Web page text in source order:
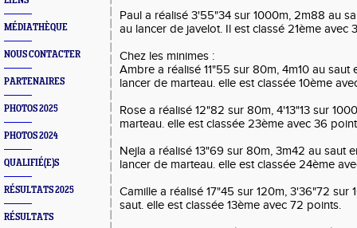
MÉDIATHÈQUE
NOUS CONTACTER
PARTENAIRES
PHOTOS 2025
PHOTOS 2024
QUALIFIÉ(E)S
RÉSULTATS 2025
RÉSULTATS
Paul a réalisé 3'55"34 sur 1000m, 2m88 au
au lancer de javelot. Il est classé 21ème avec
Chez les minimes :
Ambre a réalisé 11"55 sur 80m, 4m10 au
lancer de marteau. elle est classée 10ème
Rose a réalisé 12"82 sur 80m, 4'13"13 sur
marteau. elle est classée 23ème avec 36
Nejla a réalisé 13"69 sur 80m, 3m42 au saut
lancer de marteau. elle est classée 24ème
Camille a réalisé 17"45 sur 120m, 3'36"72
saut. elle est classée 13ème avec 72 points.